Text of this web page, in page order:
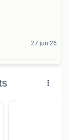
27 jun 26